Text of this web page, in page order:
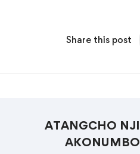
Share this post
ATANGCHO NJI
AKONUMBO